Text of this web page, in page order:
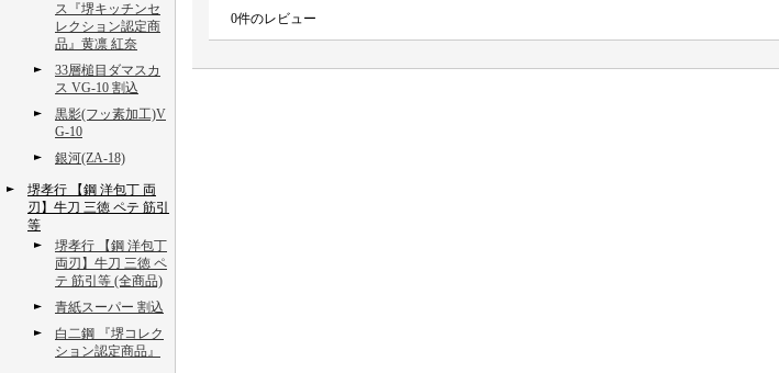
ス『堺キッチンセ
レクション認定商
品』黄凛 紅奈
33層槌目ダマスカ
ス VG-10 割込
黒影(フッ素加工)V
G-10
銀河(ZA-18)
堺孝行 【鋼 洋包丁 両
刃】牛刀 三徳 ペテ 筋引
等
堺孝行 【鋼 洋包丁
両刃】牛刀 三徳 ペ
テ 筋引等 (全商品)
青紙スーパー 割込
白二鋼 『堺コレク
ション認定商品』
0件のレビュー